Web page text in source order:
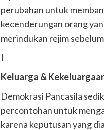
perubahan untuk
kecenderungan orang
merindukan rejim
I
Keluarga &
Demokrasi Pancasila
percontohan untuk
karena keputusan yang